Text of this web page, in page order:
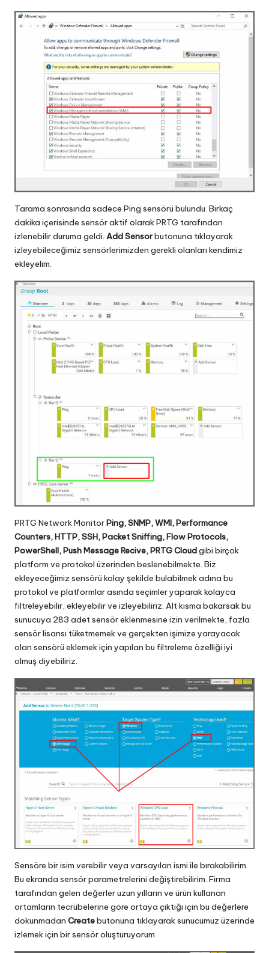
Tarama sonrasında sadece Ping sensörü bulundu. Birkaç
dakika içerisinde sensör aktif olarak PRTG tarafından
izlenebilir duruma geldi. Add Sensorbutonuna tıklayarak
izleyebileceğimiz sensörlerimizden gerekli olanları kendimiz
ekleyelim.
PRTG Network MonitorPing, SNMP, WMI, Performance
Counters, HTTP, SSH, Packet Sniffing, Flow Protocols,
PowerShell, Push Message Recive, PRTG Cloudgibi birçok
platform ve protokol üzerinden beslenebilmekte. Biz
ekleyeceğimiz sensörü kolay şekilde bulabilmek adına bu
protokol ve platformlar asında seçimler yaparak kolayca
filtreleyebilir, ekleyebilir ve izleyebiliriz. Alt kısma bakarsak bu
sunucuya 283 adet sensör eklenmesine izin verilmekte, fazla
sensör lisansı tüketmemek ve gerçekten işimize yarayacak
olan sensörü eklemek için yapılan bu filtreleme özelliği iyi
olmuş diyebiliriz.
Sensöre bir isim verebilir veya varsayılan ismi ile bırakabilirim.
Bu ekranda sensör parametrelerini değiştirebilirim. Firma
tarafından gelen değerler uzun yılların ve ürün kullanan
ortamların tecrübelerine göre ortaya çıktığı için bu değerlere
dokunmadan Createbutonuna tıklayarak sunucumuz üzerinde
izlemek için bir sensör oluşturuyorum.